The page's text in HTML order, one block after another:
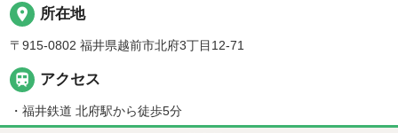
place 所在地
〒915-0802 福井県越前市北府3丁目12-71
 アクセス
・福井鉄道 北府駅から徒歩5分